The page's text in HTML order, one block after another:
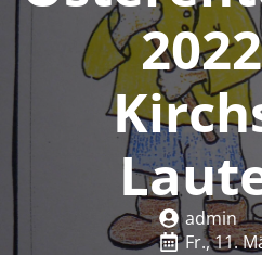
admin
Fr., 11.